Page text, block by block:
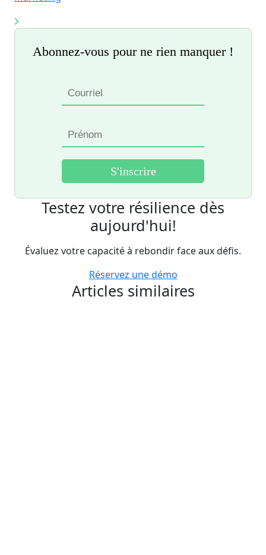
Abonnez-vous pour ne rien manquer !
Testez votre résilience dès
aujourd'hui!
Évaluez votre capacité à rebondir face aux défis.
Réservez une démo
Articles similaires